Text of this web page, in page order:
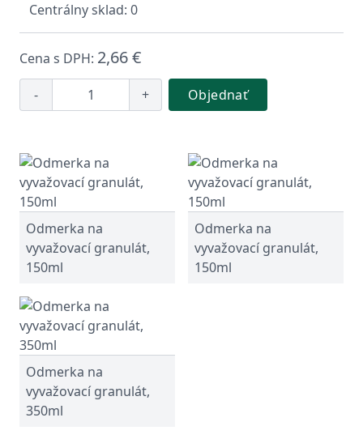
Centrálny sklad: 0
Cena s DPH: 2,66 €
- + Objednať
Odmerka na
vyvažovací granulát,
150ml
Odmerka na
vyvažovací granulát,
150ml
Odmerka na
vyvažovací granulát,
350ml